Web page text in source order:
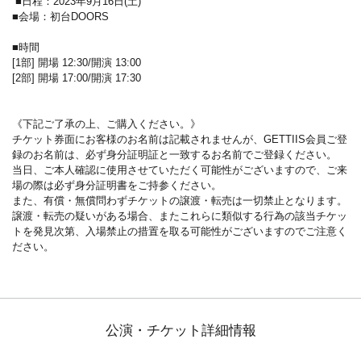
■会場：初台DOORS
■時間
[1部] 開場 12:30/開演 13:00
[2部] 開場 17:00/開演 17:30
《下記ご了承の上、ご購入ください。》
チケット券面にお客様のお名前は記載されませんが、GETTIIS会員ご登
録のお名前は、必ず身分証明証と一致するお名前でご登録ください。
当日、ご本人確認に使用させていただく可能性がございますので、ご来
場の際は必ず身分証明書をご持参ください。
また、有償・無償問わずチケットの譲渡・転売は一切禁止となります。
譲渡・転売の疑いがある場合、またこれらに類似する行為の該当チケッ
トを発見次第、入場禁止の措置を取る可能性がございますのでご注意く
ださい。
公演・チケット詳細情報